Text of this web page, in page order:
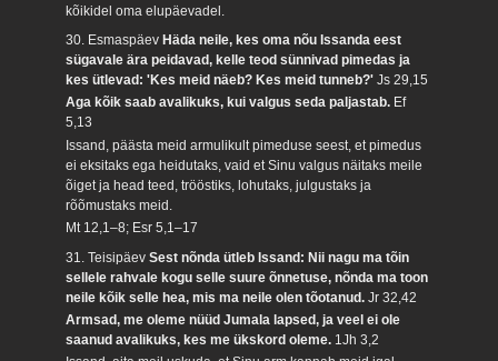
kõikidel oma elupäevadel.
30. Esmaspäev Häda neile, kes oma nõu Issanda eest
sügavale ära peidavad, kelle teod sünnivad pimedas ja
kes ütlevad: 'Kes meid näeb? Kes meid tunneb?'Js 29,15
Aga kõik saab avalikuks, kui valgus seda paljastab. Ef
5,13
Issand, päästa meid armulikult pimeduse seest, et pimedus
ei eksitaks ega heidutaks, vaid et Sinu valgus näitaks meile
õiget ja head teed, trööstiks, lohutaks, julgustaks ja
rõõmustaks meid.
Mt 12,1–8; Esr 5,1–17
31. TeisipäevSest nõnda ütleb Issand: Nii nagu ma tõin
sellele rahvale kogu selle suure õnnetuse, nõnda ma toon
neile kõik selle hea, mis ma neile olen tõotanud.Jr 32,42
Armsad, me oleme nüüd Jumala lapsed, ja veel ei ole
saanud avalikuks, kes me ükskord oleme. 1Jh 3,2